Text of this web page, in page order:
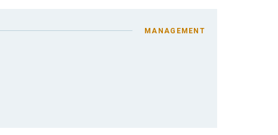
MANAGEMENT